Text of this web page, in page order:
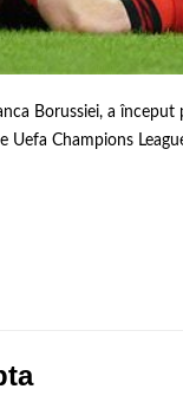
Borussiei, a început
Champions